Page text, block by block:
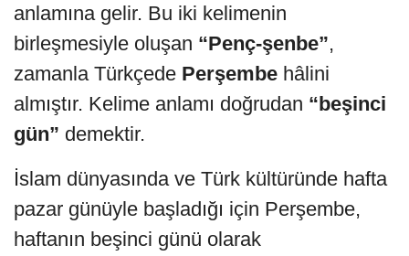
anlamına gelir. Bu iki kelimenin
birleşmesiyle oluşan “Penç-şenbe”,
zamanla Türkçede Perşembe hâlini
almıştır. Kelime anlamı doğrudan “beşinci
gün” demektir.
İslam dünyasında ve Türk kültüründe hafta
pazar günüyle başladığı için Perşembe,
haftanın beşinci günü olarak